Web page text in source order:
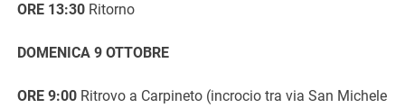
ORE 13:30 Ritorno
DOMENICA 9 OTTOBRE
ORE 9:00 Ritrovo a Carpineto (incrocio tra via San Michele